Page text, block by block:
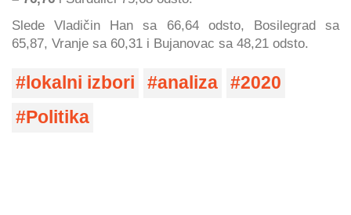
Slede Vladičin Han sa 66,64 odsto, Bosilegrad sa
65,87, Vranje sa 60,31 i Bujanovac sa 48,21 odsto.
lokalni izbori analiza
2020
Politika